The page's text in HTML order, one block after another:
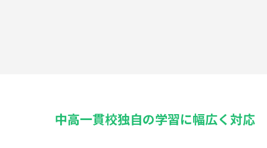
中高一貫校独自の学習に幅広く対応